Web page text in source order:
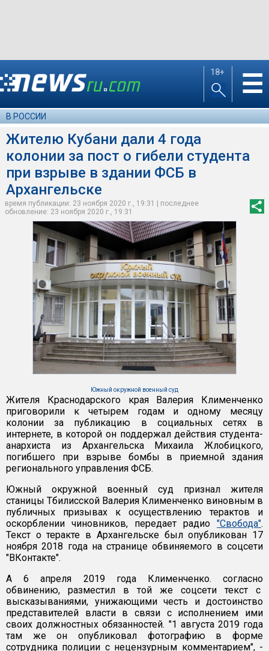
18+ ☰
В РОССИИ
Жителю Кубани дали 4 года
колонии за пост о гибели студента
при взрыве в здании ФСБ в
Архангельске
время публикации: 23 ноября 2020 г., 19:31 | последнее
обновление: 23 ноября 2020 г., 19:31
Южный окружной военный суд
Жителя Краснодарского края Валерия Клименченко
приговорили к четырем годам и одному месяцу
колонии за публикацию в социальных сетях в
интернете, в которой он поддержал действия студента-
анархиста из Архангельска Михаила Жлобицкого,
погибшего при взрыве бомбы в приемной здания
регионального управления ФСБ.
Южный окружной военный суд признал жителя
станицы Тбилисской Валерия Клименченко виновным в
публичных призывах к осуществлению терактов и
оскорблении чиновников, передает радио "Свобода".
Текст о теракте в Архангельске был опубликован 17
ноября 2018 года на странице обвиняемого в соцсети
"ВКонтакте".
А 6 апреля 2019 года Клименченко. согласно
обвинению, разместил в той же соцсети текст с
высказываниями, унижающими честь и достоинство
представителей власти в связи с исполнением ими
своих должностных обязанностей. "1 августа 2019 года
там же он опубликовал фотографию в форме
сотрудника полиции с нецензурным комментарием", -